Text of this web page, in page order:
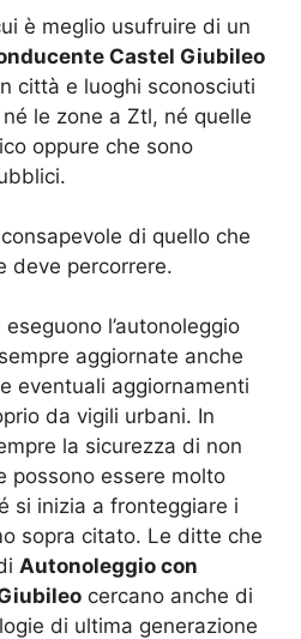
è meglio usufruire di un
Castel Giubileo
città e luoghi sconosciuti
le zone a Ztl, né quelle
oppure che sono
di quello che
deve percorrere.
l’autonoleggio
aggiornate anche
eventuali aggiornamenti
da vigili urbani. In
la sicurezza di non
possono essere molto
si inizia a fronteggiare i
sopra citato. Le ditte che
Autonoleggio con
cercano anche di
di ultima generazione